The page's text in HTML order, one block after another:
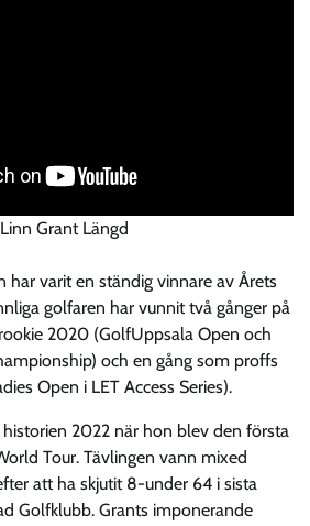
Linn Grant Längd
har varit en ständig vinnare av Årets
golfaren har vunnit två gånger på
2020 (GolfUppsala Open och
och en gång som proffs
Open i LET Access Series).
2022 när hon blev den första
Tour. Tävlingen vann mixed
att ha skjutit 8-under 64 i sista
Golfklubb. Grants imponerande